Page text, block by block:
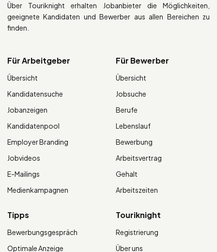
Über Touriknight erhalten Jobanbieter die Möglichkeiten,
geeignete Kandidaten und Bewerber aus allen Bereichen zu
finden.
Für Arbeitgeber
Übersicht
Kandidatensuche
Jobanzeigen
Kandidatenpool
Employer Branding
Jobvideos
E-Mailings
Medienkampagnen
Für Bewerber
Übersicht
Jobsuche
Berufe
Lebenslauf
Bewerbung
Arbeitsvertrag
Gehalt
Arbeitszeiten
Tipps
Bewerbungsgespräch
Optimale Anzeige
Touriknight
Registrierung
Über uns